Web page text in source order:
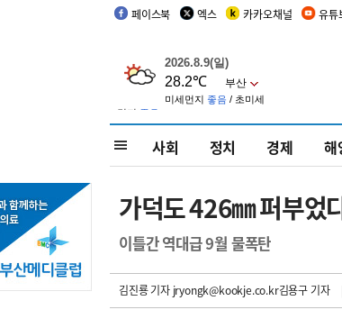
페이스북 엑스 카카오채널 유튜
사회 정치 경제 해
가덕도 426㎜ 퍼부었
이틀간 역대급 9월 물폭탄
김진룡 기자jryongk@kookje.co.kr김용구 기자